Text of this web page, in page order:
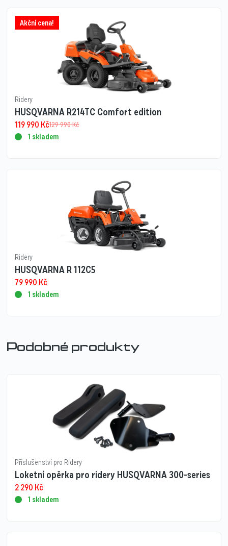
Akční cena!
Ridery
HUSQVARNA R214TC Comfort edition
129 990Kč
119 990 Kč
1 skladem
Ridery
HUSQVARNA R 112C5
79 990 Kč
1 skladem
Podobné produkty
Příslušenství pro Ridery
Loketní opěrka pro ridery HUSQVARNA 300-series
2 290 Kč
1 skladem